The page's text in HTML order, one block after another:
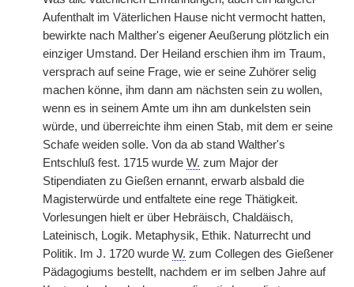
Aufenthalt im Väterlichen Hause nicht vermocht hatten,
bewirkte nach Malther's eigener Aeußerung plötzlich ein
einziger Umstand. Der Heiland erschien ihm im Traum,
versprach auf seine Frage, wie er seine Zuhörer selig
machen könne, ihm dann am nächsten sein zu wollen,
wenn es in seinem Amte um ihn am dunkelsten sein
würde, und überreichte ihm einen Stab, mit dem er seine
Schafe weiden solle. Von da ab stand Walther's
Entschluß fest. 1715 wurde W. zum Major der
Stipendiaten zu Gießen ernannt, erwarb alsbald die
Magisterwürde und entfaltete eine rege Thätigkeit.
Vorlesungen hielt er über Hebräisch, Chaldäisch,
Lateinisch, Logik. Metaphysik, Ethik. Naturrecht und
Politik. Im J. 1720 wurde W. zum Collegen des Gießener
Pädagogiums bestellt, nachdem er im selben Jahre auf